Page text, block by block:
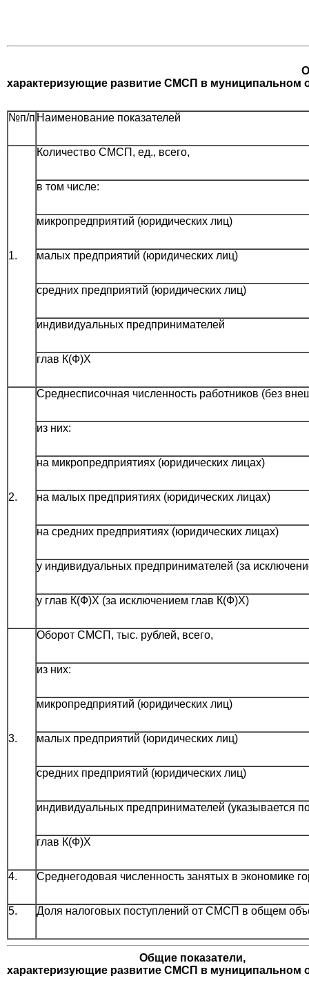
характеризующие развитие СМСП в муниципальном
№п/п Наименование показателей
1.
Количество СМСП, ед., всего,
в том числе:
микропредприятий (юридических лиц)
малых предприятий (юридических лиц)
средних предприятий (юридических лиц)
индивидуальных предпринимателей
глав К(Ф)Х
2.
Среднесписочная численность работников (без
из них:
на микропредприятиях (юридических лицах)
на малых предприятиях (юридических лицах)
на средних предприятиях (юридических лицах)
у индивидуальных предпринимателей (за
у глав К(Ф)Х (за исключением глав К(Ф)Х)
3.
Оборот СМСП, тыс. рублей, всего,
из них:
микропредприятий (юридических лиц)
малых предприятий (юридических лиц)
средних предприятий (юридических лиц)
индивидуальных предпринимателей (указывается
глав К(Ф)Х
4. Среднегодовая численность занятых в экономике
5. Доля налоговых поступлений от СМСП в общем
Общие показатели,
характеризующие развитие СМСП в муниципальном